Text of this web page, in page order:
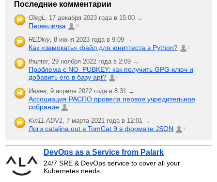
Последние комментарии
OlegL, 17 декабря 2023 года в 15:00 →
Перекличка 21
REDkiy, 8 июня 2023 года в 9:09 →
Как «замокать» файл для юниттеста в Python? 2
fhunter, 29 ноября 2022 года в 2:09 →
Проблема с NO_PUBKEY: как получить GPG-ключ и
добавить его в базу apt?
6
Иванн, 9 апреля 2022 года в 8:31 →
Ассоциация РАСПО провела первое учредительное
собрание
1
Kiri11.ADV1, 7 марта 2021 года в 12:01 →
Логи catalina.out в TomCat 9 в формате JSON 1
DevOps as a Service from Palark
24/7 SRE & DevOps service to cover all your
Kubernetes needs.